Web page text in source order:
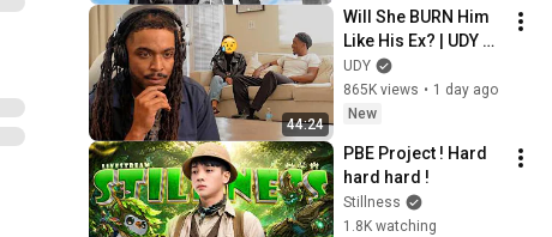
44:24
Will She BURN Him
Like His Ex? | UDY
Loyalty Test
UDY
865K views • 1 day ago
New
PBE Project ! Hard
hard hard !
Stillness
1.8K watching